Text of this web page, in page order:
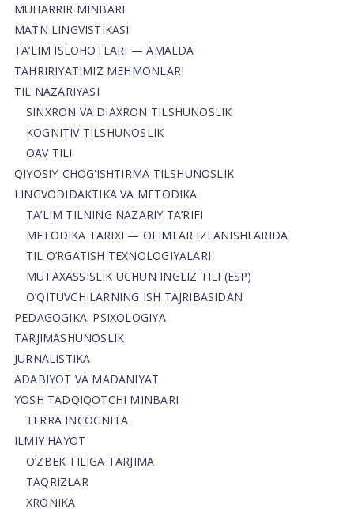
MUHARRIR MINBARI
MATN LINGVISTIKASI
TA’LIM ISLOHOTLARI — AMALDA
TAHRIRIYATIMIZ MEHMONLARI
TIL NAZARIYASI
SINXRON VA DIAXRON TILSHUNOSLIK
KOGNITIV TILSHUNOSLIK
OAV TILI
QIYOSIY-CHOG‘ISHTIRMA TILSHUNOSLIK
LINGVODIDAKTIKA VA METODIKA
TA’LIM TILNING NAZARIY TA’RIFI
METODIKA TARIXI — OLIMLAR IZLANISHLARIDA
TIL O’RGATISH TEXNOLOGIYALARI
MUTAXASSISLIK UCHUN INGLIZ TILI (ESP)
O’QITUVCHILARNING ISH TAJRIBASIDAN
PEDAGOGIKA. PSIXOLOGIYA
TARJIMASHUNOSLIK
JURNALISTIKA
ADABIYOT VA MADANIYAT
YOSH TADQIQOTCHI MINBARI
TERRA INCOGNITA
ILMIY HAYOT
O’ZBEK TILIGA TARJIMA
TAQRIZLAR
XRONIKA